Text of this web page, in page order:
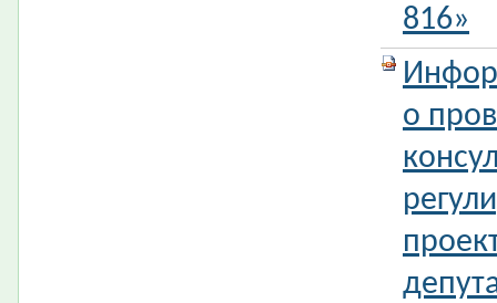
816»
о